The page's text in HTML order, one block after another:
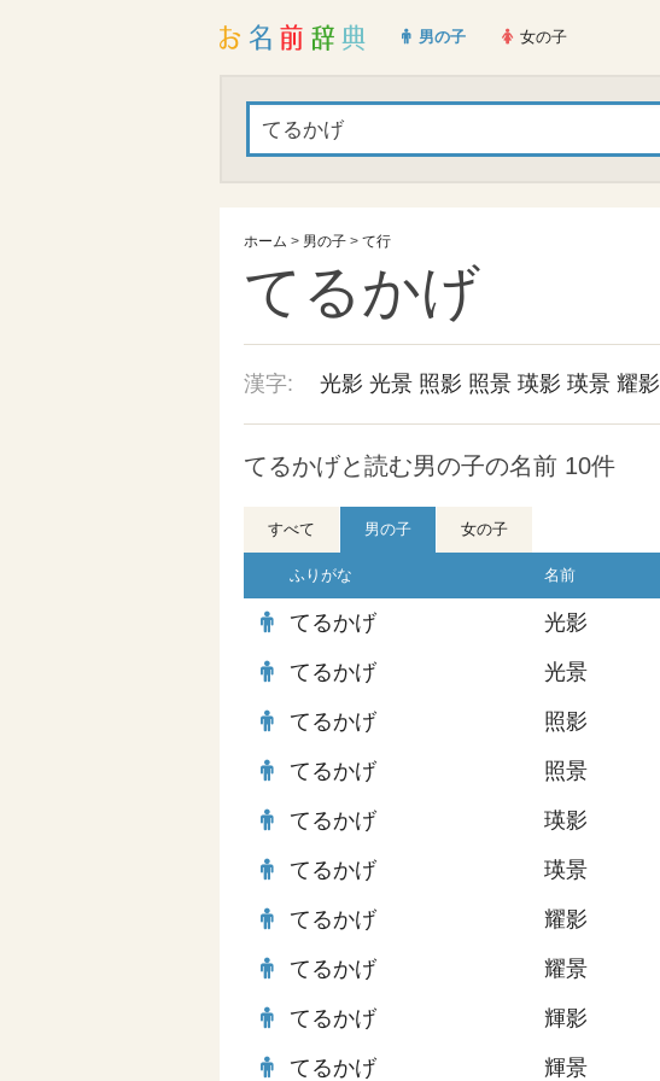
男の子 女の子
ホーム > 男の子 > て行
てるかげ
漢字: 光影 光景 照影 照景 瑛影 瑛景 耀影
てるかげと読む男の子の名前 10件
すべて 男の子 女の子
ふりがな 名前
てるかげ 光影
てるかげ 光景
てるかげ 照影
てるかげ 照景
てるかげ 瑛影
てるかげ 瑛景
てるかげ 耀影
てるかげ 耀景
てるかげ 輝影
てるかげ 輝景